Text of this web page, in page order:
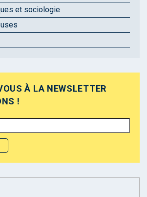
et sociologie
À LA NEWSLETTER
!